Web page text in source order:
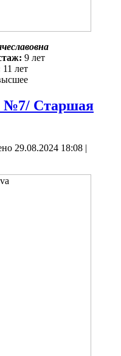
9 лет
11 лет
№7/ Старшая
29.08.2024 18:08 |